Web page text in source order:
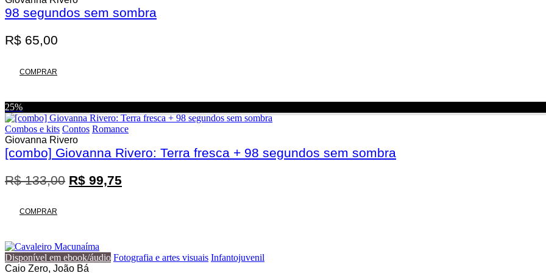
98 segundos sem sombra
R$ 65,00
COMPRAR
25%
Combos e kits Contos Romance
Giovanna Rivero
[combo] Giovanna Rivero: Terra fresca + 98 segundos sem sombra
R$133,00 O
R$ 99,75
COMPRAR
Disponível em ebook/áudio Fotografia e artes visuais Infantojuvenil
Caio Zero, João Bá